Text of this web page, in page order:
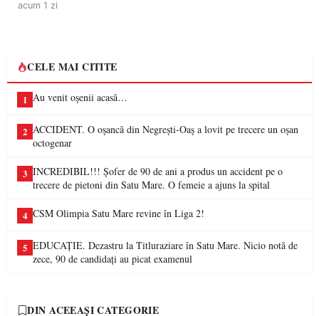
acum 1 zi
CELE MAI CITITE
1 Au venit oșenii acasă…
2 ACCIDENT. O oșancă din Negrești-Oaș a lovit pe trecere un oșan
octogenar
3 INCREDIBIL!!! Șofer de 90 de ani a produs un accident pe o
trecere de pietoni din Satu Mare. O femeie a ajuns la spital
4 CSM Olimpia Satu Mare revine în Liga 2!
5 EDUCAȚIE. Dezastru la Titluraziare în Satu Mare. Nicio notă de
zece, 90 de candidați au picat examenul
DIN ACEEAȘI CATEGORIE